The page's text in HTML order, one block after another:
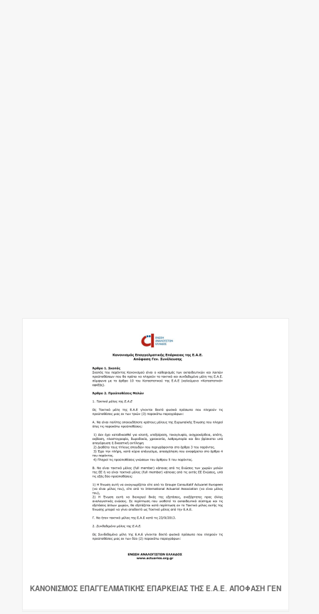
ΚΑΝΟΝΙΣΜΌΣ ΕΠΑΓΓΕΛΜΑΤΙΚΉΣ ΕΠΆΡΚΕΙΑΣ ΤΗΣ Ε.Α.Ε. ΑΠΌΦΑΣΗ ΓΕΝ